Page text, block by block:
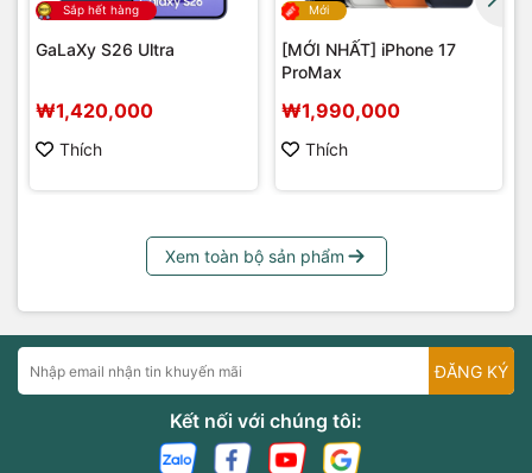
Sắp hết hàng
GaLaXy S26 Ultra
₩1,420,000
Thích
Mới
[MỚI NHẤT] iPhone 17
ProMax
₩1,990,000
Thích
Xem toàn bộ sản phẩm
ĐĂNG KÝ
Kết nối với chúng tôi: